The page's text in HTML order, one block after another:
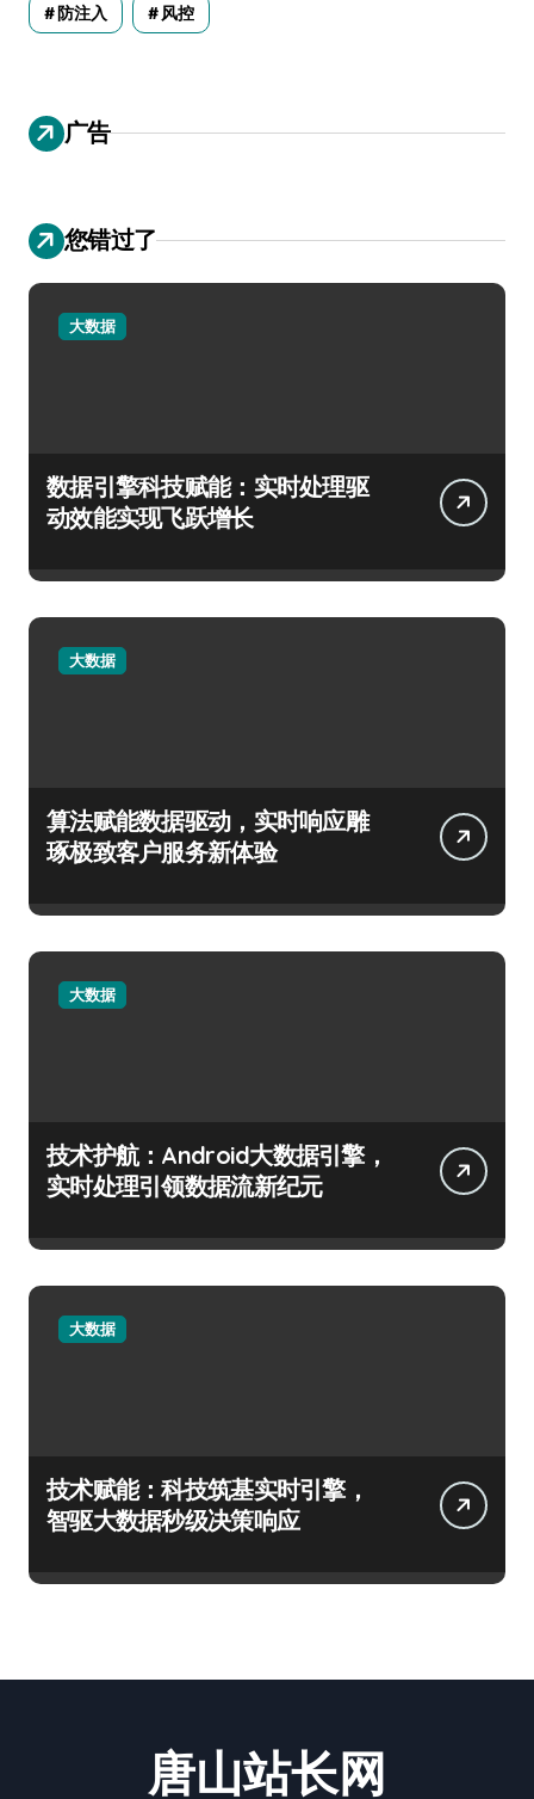
防注入 风控
广告
您错过了
大数据
数据引擎科技赋能：实时处理驱
动效能实现飞跃增长
大数据
算法赋能数据驱动，实时响应雕
琢极致客户服务新体验
大数据
技术护航：Android大数据引擎，
实时处理引领数据流新纪元
大数据
技术赋能：科技筑基实时引擎，
智驱大数据秒级决策响应
唐山站长网